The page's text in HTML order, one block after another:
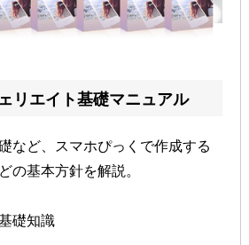
リエイト基礎マニュアル
など、スマホぴっくで作成する
の基本方針を解説。
礎知識